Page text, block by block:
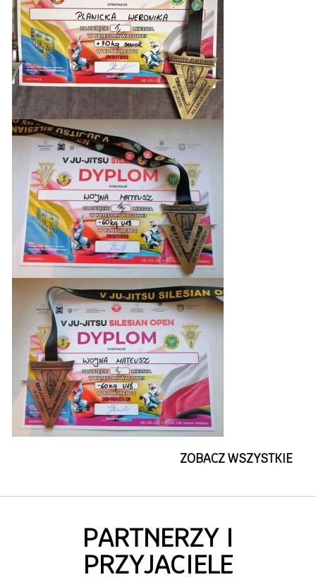
ZOBACZ WSZYSTKIE
PARTNERZY I
PRZYJACIELE